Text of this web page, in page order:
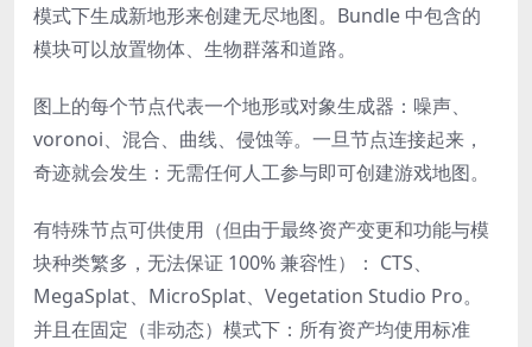
模式下生成新地形来创建无尽地图。Bundle 中包含的
模块可以放置物体、生物群落和道路。
图上的每个节点代表一个地形或对象生成器：噪声、
voronoi、混合、曲线、侵蚀等。一旦节点连接起来，
奇迹就会发生：无需任何人工参与即可创建游戏地图。
有特殊节点可供使用（但由于最终资产变更和功能与模
块种类繁多，无法保证 100% 兼容性）： CTS、
MegaSplat、MicroSplat、Vegetation Studio Pro。
并且在固定（非动态）模式下：所有资产均使用标准